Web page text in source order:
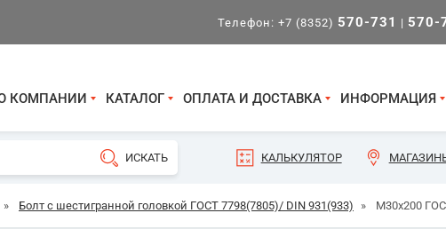
Телефон: +7 (8352) 570-731 | 570-
КОМПАНИИ КАТАЛОГ ОПЛАТА И ДОСТАВКА ИНФОРМАЦИЯ
КАЛЬКУЛЯТОР
» Болт с шестигранной головкой ГОСТ 7798(7805)/ DIN 931(933) » М30х200